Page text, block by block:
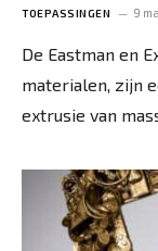
TOEPASSINGEN 9
De Eastman en
materialen, zijn
extrusie van